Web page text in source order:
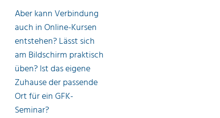
Aber kann Verbindung
auch in Online-Kursen
entstehen? Lässt sich
am Bildschirm praktisch
üben? Ist das eigene
Zuhause der passende
Ort für ein GFK-
Seminar?